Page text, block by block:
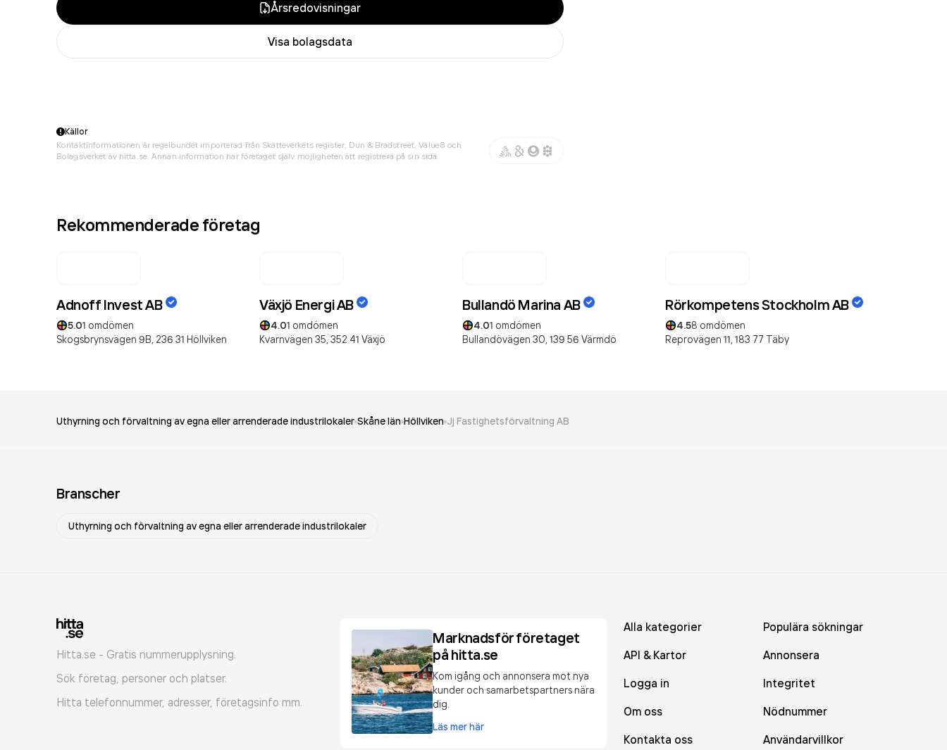
Årsredovisningar
Visa bolagsdata
Källor
Kontaktinformationen är regelbundet importerad från Skatteverkets register, Dun & Bradstreet, Value8 och
Bolagsverket av hitta.se. Annan information har företaget själv möjligheten att registrera på sin sida.
Rekommenderade företag
Adnoff Invest AB
5.01 omdömen
Skogsbrynsvägen 9B, 236 31 Höllviken
Växjö Energi AB
4.01 omdömen
Kvarnvägen 35, 352 41 Växjö
Bullandö Marina AB
4.01 omdömen
Bullandövägen 30, 139 56 Värmdö
Rörkompetens Stockholm AB
4.58 omdömen
Reprovägen 11, 183 77 Täby
Uthyrning och förvaltning av egna eller arrenderade industrilokaler Skåne län Höllviken Jj Fastighetsförvaltning AB
Branscher
Uthyrning och förvaltning av egna eller arrenderade industrilokaler
Hitta.se - Gratis nummerupplysning.
Sök företag, personer och platser.
Hitta telefonnummer, adresser, företagsinfo mm.
Marknadsför företaget
på hitta.se
Kom igång och annonsera mot nya
kunder och samarbetspartners nära
dig.
Läs mer här
Alla kategorier
Populära sökningar
API & Kartor
Annonsera
Logga in
Integritet
Om oss
Nödnummer
Kontakta oss
Användarvillkor